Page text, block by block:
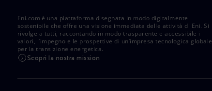
Eni.com è una piattaforma disegnata in modo digitalmente
sostenibile che offre una visione immediata delle attività di Eni. Si
rivolge a tutti, raccontando in modo trasparente e accessibile i
valori, l’impegno e le prospettive di un’impresa tecnologica globale
per la transizione energetica.
Scopri la nostra mission